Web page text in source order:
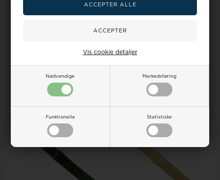
Nødvendige Markedsføring
Funktionelle Statistiske
Vis cookie detaljer
Ekstra 10% 100 dages returret
Relaterede varer